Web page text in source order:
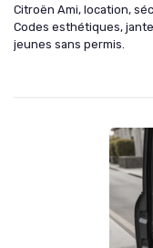
Citroën Ami, location,
Codes esthétiques,
jeunes sans permis.